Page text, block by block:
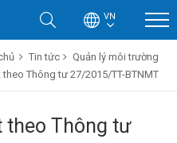
VN
Tin tức
Quản lý môi trường
Thông tư 27/2015/TT-BTNMT
theo Thông tư